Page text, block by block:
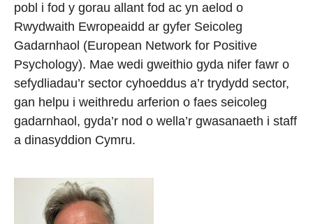
pobl i fod y gorau allant fod ac yn aelod o
Rwydwaith Ewropeaidd ar gyfer Seicoleg
Gadarnhaol (European Network for Positive
Psychology). Mae wedi gweithio gyda nifer fawr o
sefydliadau’r sector cyhoeddus a’r trydydd sector,
gan helpu i weithredu arferion o faes seicoleg
gadarnhaol, gyda’r nod o wella’r gwasanaeth i staff
a dinasyddion Cymru.